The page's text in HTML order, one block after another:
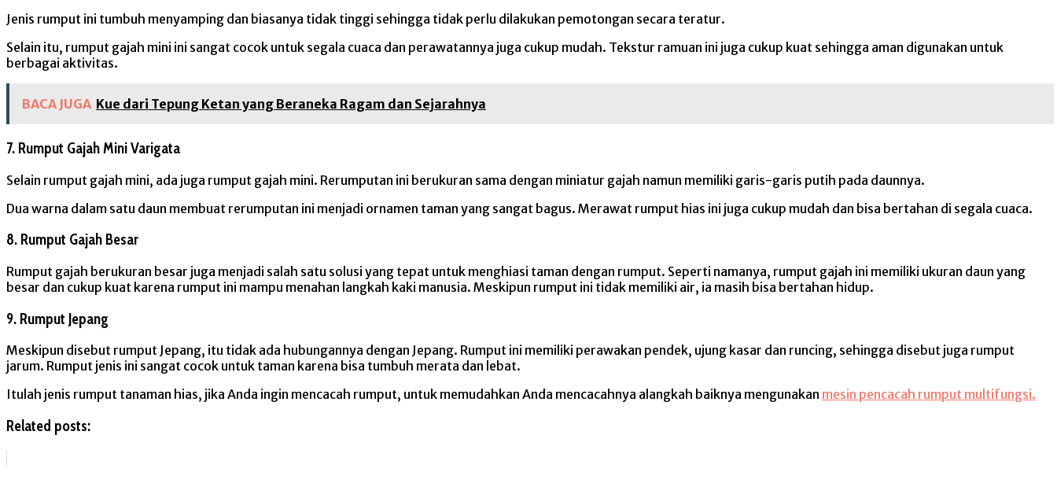
Jenis rumput ini tumbuh menyamping dan biasanya tidak tinggi sehingga tidak perlu dilakukan pemotongan secara teratur.
Selain itu, rumput gajah mini ini sangat cocok untuk segala cuaca dan perawatannya juga cukup mudah. Tekstur ramuan ini juga cukup kuat sehingga aman digunakan untuk
berbagai aktivitas.
BACA JUGA Kue dari Tepung Ketan yang Beraneka Ragam dan Sejarahnya
7. Rumput Gajah Mini Varigata
Selain rumput gajah mini, ada juga rumput gajah mini. Rerumputan ini berukuran sama dengan miniatur gajah namun memiliki garis-garis putih pada daunnya.
Dua warna dalam satu daun membuat rerumputan ini menjadi ornamen taman yang sangat bagus. Merawat rumput hias ini juga cukup mudah dan bisa bertahan di segala cuaca.
8. Rumput Gajah Besar
Rumput gajah berukuran besar juga menjadi salah satu solusi yang tepat untuk menghiasi taman dengan rumput. Seperti namanya, rumput gajah ini memiliki ukuran daun yang
besar dan cukup kuat karena rumput ini mampu menahan langkah kaki manusia. Meskipun rumput ini tidak memiliki air, ia masih bisa bertahan hidup.
9. Rumput Jepang
Meskipun disebut rumput Jepang, itu tidak ada hubungannya dengan Jepang. Rumput ini memiliki perawakan pendek, ujung kasar dan runcing, sehingga disebut juga rumput
jarum. Rumput jenis ini sangat cocok untuk taman karena bisa tumbuh merata dan lebat.
Itulah jenis rumput tanaman hias, jika Anda ingin mencacah rumput, untuk memudahkan Anda mencacahnya alangkah baiknya mengunakan mesin pencacah rumput multifungsi.
Related posts: